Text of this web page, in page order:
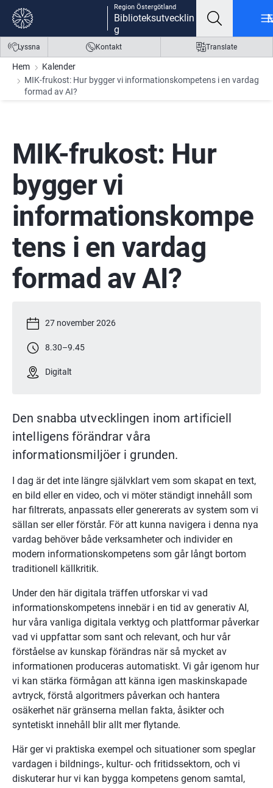
Gå till innehåll
Gå till meny
Gå till sidfot
Region Östergötland
Biblioteksutvecklin
g
Lyssna Kontakt Translate
Hem
Kalender
MIK-frukost: Hur bygger vi informationskompetens i en vardag
formad av AI?
MIK-frukost: Hur
bygger vi
informationskompe
tens i en vardag
formad av AI?
27 november 2026
8.30–9.45
Digitalt
Den snabba utvecklingen inom artificiell
intelligens förändrar våra
informationsmiljöer i grunden.
I dag är det inte längre självklart vem som skapat en text,
en bild eller en video, och vi möter ständigt innehåll som
har filtrerats, anpassats eller genererats av system som vi
sällan ser eller förstår. För att kunna navigera i denna nya
vardag behöver både verksamheter och individer en
modern informationskompetens som går långt bortom
traditionell källkritik.
Under den här digitala träffen utforskar vi vad
informationskompetens innebär i en tid av generativ AI,
hur våra vanliga digitala verktyg och plattformar påverkar
vad vi uppfattar som sant och relevant, och hur vår
förståelse av kunskap förändras när så mycket av
informationen produceras automatiskt. Vi går igenom hur
vi kan stärka förmågan att känna igen maskinskapade
avtryck, förstå algoritmers påverkan och hantera
osäkerhet när gränserna mellan fakta, åsikter och
syntetiskt innehåll blir allt mer flytande.
Här ger vi praktiska exempel och situationer som speglar
vardagen i bildnings-, kultur- och fritidssektorn, och vi
diskuterar hur vi kan bygga kompetens genom samtal,